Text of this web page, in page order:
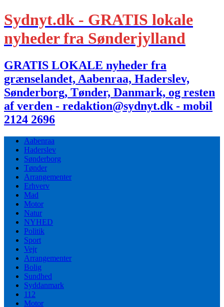
Sydnyt.dk - GRATIS lokale
nyheder fra Sønderjylland
GRATIS LOKALE nyheder fra
grænselandet, Aabenraa, Haderslev,
Sønderborg, Tønder, Danmark, og resten
af verden - redaktion@sydnyt.dk - mobil
2124 2696
Aabenraa
Haderslev
Sønderborg
Tønder
Arrangementer
Erhverv
Mad
Motor
Natur
NYHED
Politik
Sport
Vejr
Arrangementer
Bolig
Sundhed
Syddanmark
112
Motor